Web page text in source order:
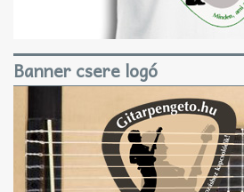
Banner csere logó